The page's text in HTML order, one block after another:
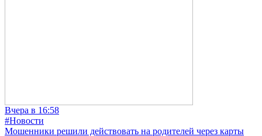
Вчера в 16:58
#Новости
Мошенники решили действовать на родителей через карты